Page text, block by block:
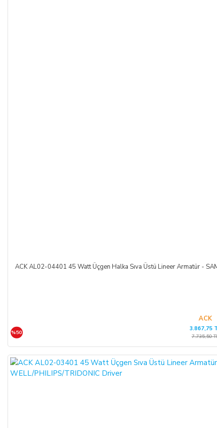
ACK AL02-04401 45 Watt Üçgen Halka Sıva Üstü Lineer Armatür -
ACK
%50
3.867,75
7.735,50